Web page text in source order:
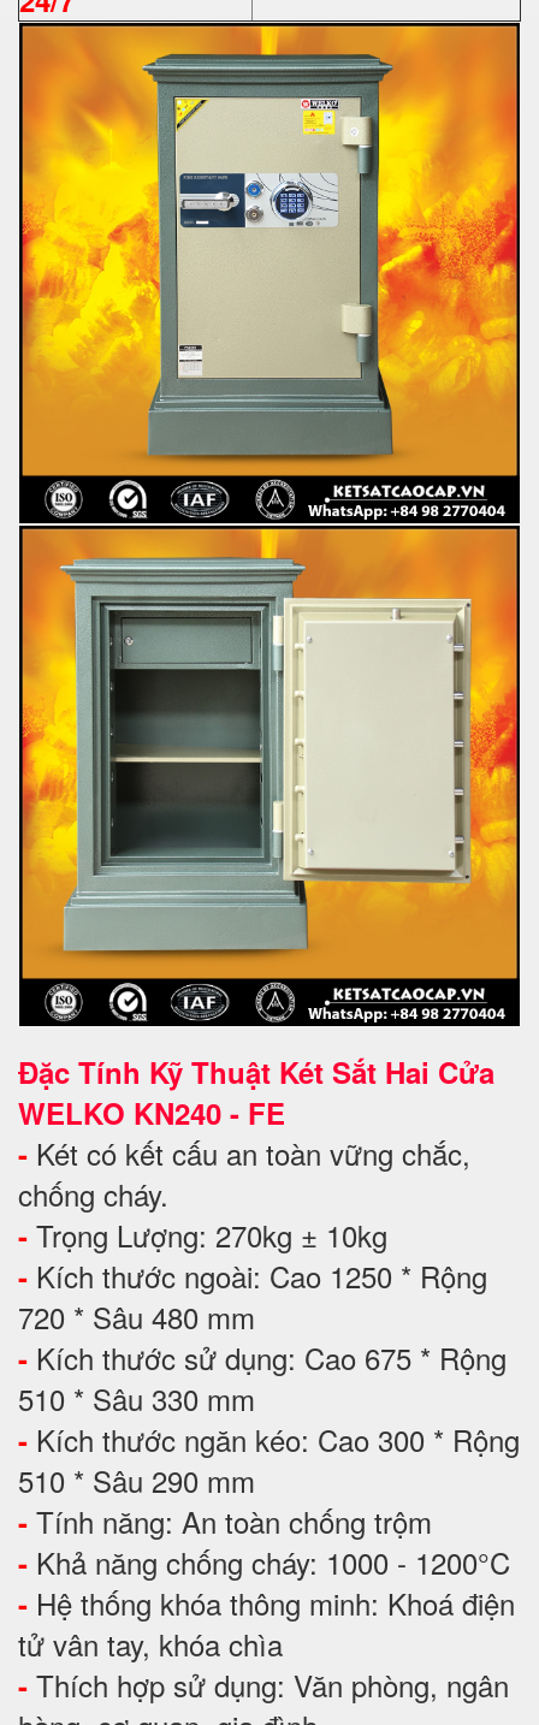
Đặc Tính Kỹ Thuật Két Sắt Hai Cửa
WELKO KN240 - FE
- Két có kết cấu an toàn vững chắc,
chống cháy.
- Trọng Lượng: 270kg ± 10kg
- Kích thước ngoài: Cao 1250 * Rộng
720 * Sâu 480 mm
- Kích thước sử dụng: Cao 675 * Rộng
510 * Sâu 330 mm
- Kích thước ngăn kéo: Cao 300 * Rộng
510 * Sâu 290 mm
- Tính năng: An toàn chống trộm
- Khả năng chống cháy: 1000 - 1200°C
- Hệ thống khóa thông minh: Khoá điện
tử vân tay, khóa chìa
- Thích hợp sử dụng: Văn phòng, ngân